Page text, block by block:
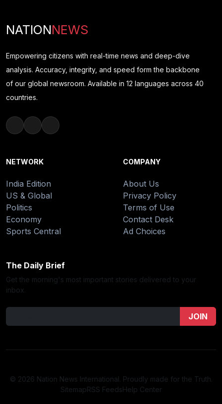
NATIONNEWS
Empowering citizens with real-time news and deep-dive
analysis. Accuracy, integrity, and speed form the backbone
of our global newsroom. Available in 12 languages across 40
countries.
NETWORK
India Edition
US & Global
Politics
Economy
Sports Central
COMPANY
About Us
Privacy Policy
Terms of Use
Contact Desk
Ad Choices
The Daily Brief
Get the morning's most important stories delivered to your
inbox.
JOIN
© 2026 Nation News International. Proudly made for the Truth.
SitemapRSS FeedsHelp Center